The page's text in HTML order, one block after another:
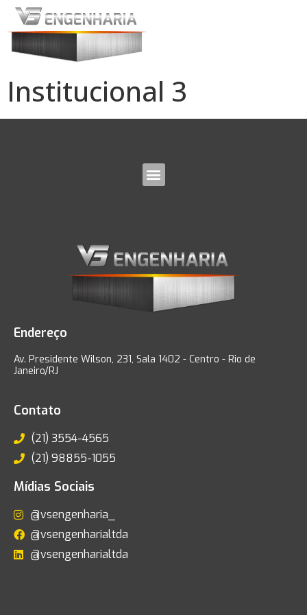
Institucional 3
Endereço
Av. Presidente Wilson, 231, Sala 1402 - Centro - Rio de
Janeiro/RJ
Contato
(21) 3554-4565
(21) 98855-1055
Mídias Sociais
@vsengenharia_
@vsengenharialtda
@vsengenharialtda